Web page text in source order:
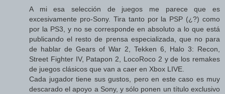
A mi esa selección de juegos me parece que es
excesivamente pro-Sony. Tira tanto por la PSP (¿?) como
por la PS3, y no se corresponde en absoluto a lo que está
publicando el resto de prensa especializada, que no para
de hablar de Gears of War 2, Tekken 6, Halo 3: Recon,
Street Fighter IV, Patapon 2, LocoRoco 2 y de los remakes
de juegos clásicos que van a caer en Xbox LIVE.
Cada jugador tiene sus gustos, pero en este caso es muy
descarado el apoyo a Sony, y sólo ponen un título exclusivo